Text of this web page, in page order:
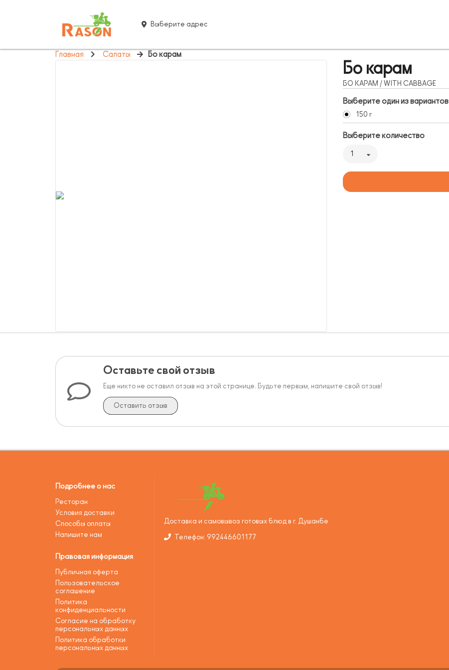
Выберите адрес
Главная Салаты Бо карам
Бо карам
БО КАРАМ / WITH CABBAGE
Выберите один из вариантов
150 г
Выберите количество
1
Оставьте свой отзыв
Еще никто не оставил отзыв на этой странице. Будьте первым, напишите свой отзыв!
Оставить отзыв
Подробнее о нас
Ресторан
Условия доставки
Способы оплаты
Напишите нам
Правовая информация
Публичная оферта
Пользовательское
соглашение
Политика
конфиденциальности
Согласие на обработку
персональных данных
Политика обработки
персональных данных
Доставка и самовывоз готовых блюд в г. Душанбе
Телефон: 992446601177